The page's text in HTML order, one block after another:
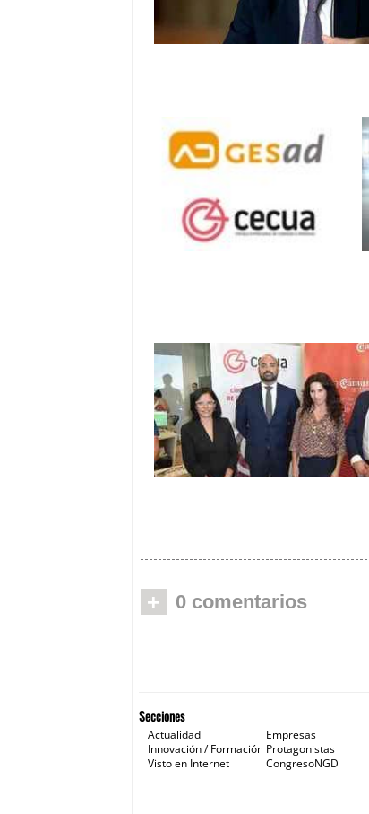
+ 0 comentarios
Secciones
Actualidad Empresas
Innovación / Formación Protagonistas
Visto en Internet
CongresoNGD